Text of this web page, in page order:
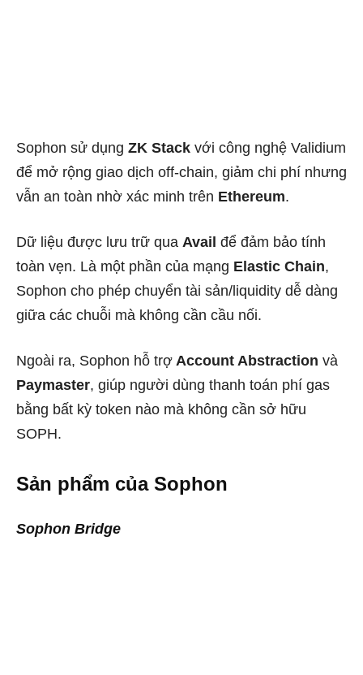
Sophon sử dụng ZK Stack với công nghệ Validium
để mở rộng giao dịch off-chain, giảm chi phí nhưng
vẫn an toàn nhờ xác minh trên Ethereum.
Dữ liệu được lưu trữ qua Avail để đảm bảo tính
toàn vẹn. Là một phần của mạng Elastic Chain,
Sophon cho phép chuyển tài sản/liquidity dễ dàng
giữa các chuỗi mà không cần cầu nối.
Ngoài ra, Sophon hỗ trợ Account Abstraction và
Paymaster, giúp người dùng thanh toán phí gas
bằng bất kỳ token nào mà không cần sở hữu
SOPH.
Sản phẩm của Sophon
Sophon Bridge